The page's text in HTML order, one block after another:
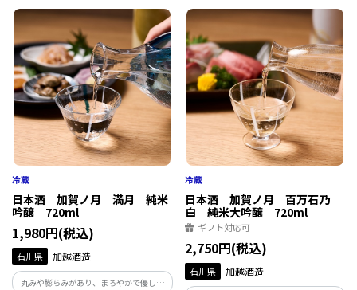
かぎ孫女将一押しの技の集大成
生臭みが無く、鮨種やお茶漬け、しゃぶ
しゃぶでお楽しみください。
日本酒 加賀ノ月 満月 純米
吟醸 720ml
1,980円(税込)
石川県 加越酒造
丸みや膨らみがあり、まろやかで優しい
日本酒 加賀ノ月 百万石乃
白 純米大吟醸 720ml
ギフト対応可
2,750円(税込)
石川県 加越酒造